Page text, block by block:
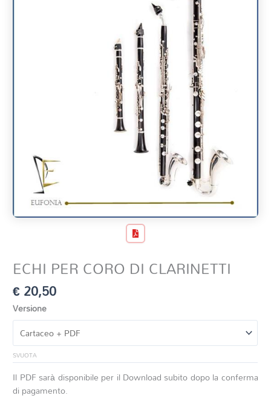
ECHI PER CORO DI CLARINETTI
€20,50
Versione
SVUOTA
Il PDF sarà disponibile per il Download subito dopo la conferma
di pagamento.